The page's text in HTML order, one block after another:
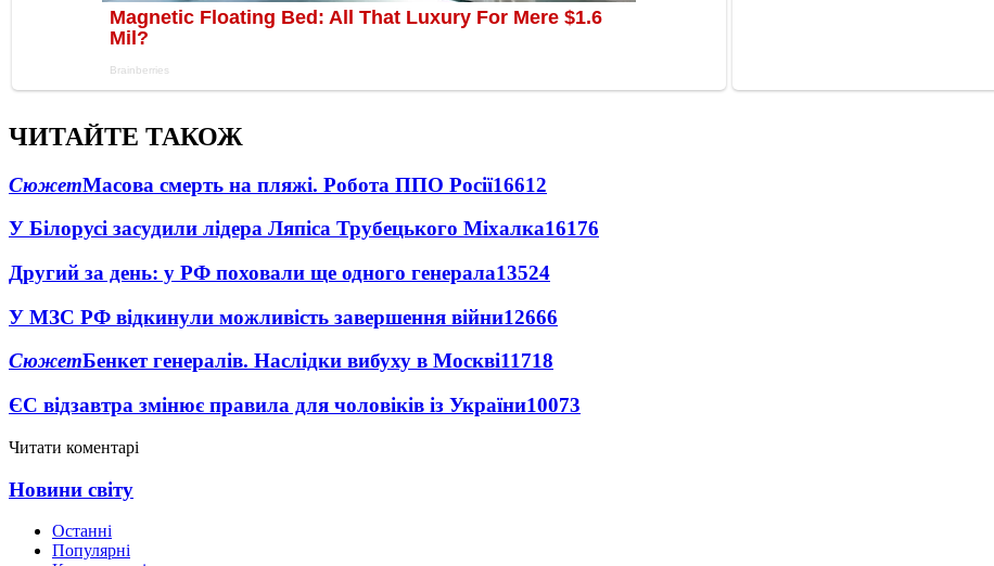
ЧИТАЙТЕ ТАКОЖ
СюжетМасова смерть на пляжі. Робота ППО Росії16612
У Білорусі засудили лідера Ляпіса Трубецького Міхалка16176
Другий за день: у РФ поховали ще одного генерала13524
У МЗС РФ відкинули можливість завершення війни12666
СюжетБенкет генералів. Наслідки вибуху в Москві11718
ЄС відзавтра змінює правила для чоловіків із України10073
Читати коментарі
Новини світу
Останні
Популярні